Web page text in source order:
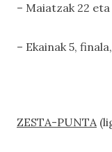
– Maiatzak 22
– Ekainak 5,
ZESTA-PUNTA